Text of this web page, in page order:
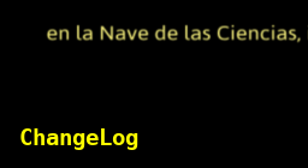
ChangeLog